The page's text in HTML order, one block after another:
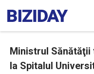
Ministrul
la Spitalul